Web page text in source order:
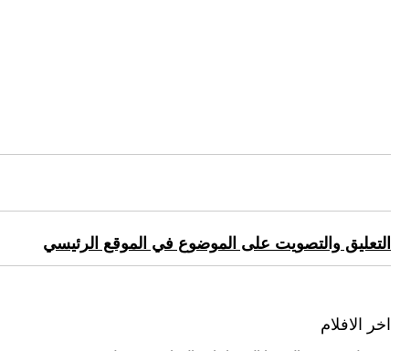
التعليق والتصويت على الموضوع في الموقع الرئيسي
اخر الافلام